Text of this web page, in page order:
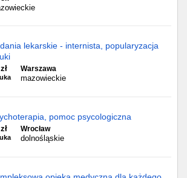
lekarskie - internista, popularyzacja
Warszawa
mazowieckie
pomoc psycologiczna
Wrocław
dolnośląskie